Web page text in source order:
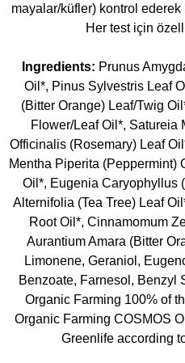
mayalar/küfler) kontrol
Her test için
Ingredients: Prunus
Oil*, Pinus Sylvestris Leaf
(Bitter Orange) Leaf/Twig
Flower/Leaf Oil*, Satureia
Officinalis (Rosemary) Leaf
Mentha Piperita (Peppermint)
Oil*, Eugenia Caryophyllus
Alternifolia (Tea Tree) Leaf
Root Oil*, Cinnamomum
Aurantium Amara (Bitter
Limonene, Geraniol,
Benzoate, Farnesol, Benzyl
Organic Farming 100% of
Organic Farming COSMOS
Greenlife according